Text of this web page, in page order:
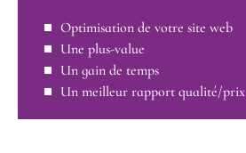
Optimisation de votre site web
Une plus-value
Un gain de temps
Un meilleur rapport qualité/prix